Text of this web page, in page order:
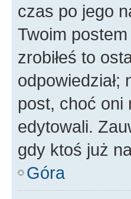
czas po jego
Twoim
zrobiłeś to
odpowiedział;
post, choć oni
edytowali.
gdy ktoś już
Góra